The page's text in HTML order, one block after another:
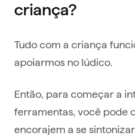
criança?
Tudo com a criança
apoiarmos no lúdico.
Então, para começar a
ferramentas, você pode
encorajem a se